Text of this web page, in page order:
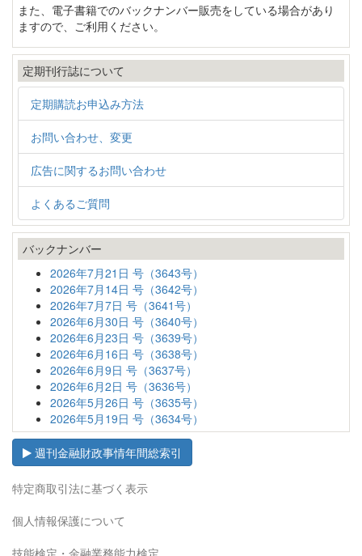
また、電子書籍でのバックナンバー販売をしている場合があり
ますので、ご利用ください。
定期刊行誌について
定期購読お申込み方法
お問い合わせ、変更
広告に関するお問い合わせ
よくあるご質問
バックナンバー
2026年7月21日 号（3643号）
2026年7月14日 号（3642号）
2026年7月7日 号（3641号）
2026年6月30日 号（3640号）
2026年6月23日 号（3639号）
2026年6月16日 号（3638号）
2026年6月9日 号（3637号）
2026年6月2日 号（3636号）
2026年5月26日 号（3635号）
2026年5月19日 号（3634号）
週刊金融財政事情年間総索引
特定商取引法に基づく表示
個人情報保護について